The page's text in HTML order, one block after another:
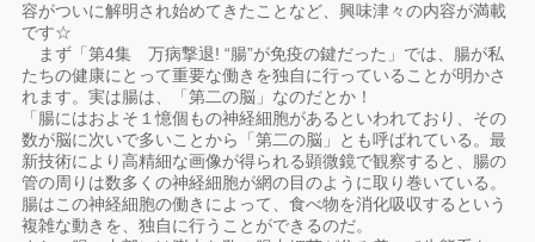
容がついに解明され始めてきたことなど、興味津々の内容が満載
です☆
まず「第4集 万病撃退! “腸”が免疫の鍵だった」では、腸が私
たちの健康にとって重要な働きを独自に行っていることが明かさ
れます。実は腸は、「第二の脳」なのだとか！
「腸にはおよそ１憶個もの神経細胞があるといわれており、その
数が脳に次いで多いことから「第二の脳」とも呼ばれている。最
新技術により高精細な画像が得られる顕微鏡で観察すると、腸の
管の周りは数多くの神経細胞が網の目のように取り巻いている。
腸はこの神経細胞の働きによって、食べ物を消化吸収するという
複雑な動きを、独自に行うことができるのだ。